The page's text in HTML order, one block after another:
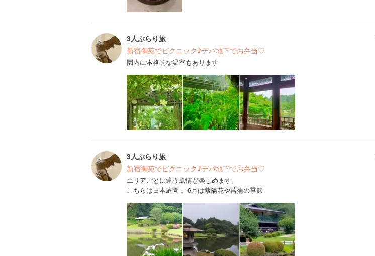
3人ぶらり旅
新宿御苑でピクニック♪デパ地下でお弁当♡
園内に本格的な温室もあります
3人ぶらり旅
新宿御苑でピクニック♪デパ地下でお弁当♡
エリアごとに違う風情が楽しめます。
こちらは日本庭園 。6月は紫陽花や菖蒲の季節